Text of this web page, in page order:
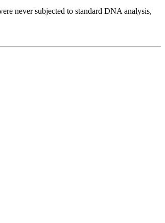
never subjected to standard DNA analysis,